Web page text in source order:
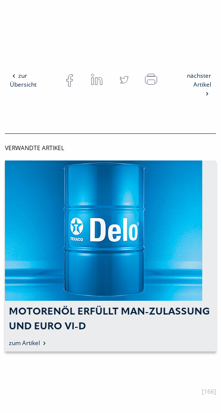
zur
Übersicht
nächster
Artikel
VERWANDTE ARTIKEL
MOTORENÖL ERFÜLLT MAN-ZULASSUNG
UND EURO VI-D
zum Artikel
[166]